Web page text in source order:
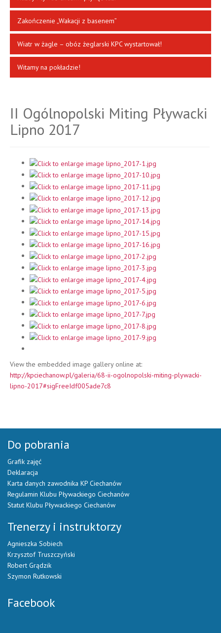
Zakończenie „Wakacji z basenem”
Wiatr w żagle – obóz żeglarski KPC wystartował!
Witamy na pokładzie!
II Ogólnopolski Miting Pływacki
Lipno 2017
View the embedded image gallery online at:
http://kpciechanow.pl/galeria/68-ii-ogolnopolski-miting-plywacki-
lipno-2017#sigFreeIdf005ade7c8
Do pobrania
Grafik zajęć
Deklaracja
Karta danych zawodnika KP Ciechanów
Regulamin Klubu Pływackiego Ciechanów
Statut Klubu Pływackiego Ciechanów
Trenerzy i instruktorzy
Agnieszka Sobiech
Krzysztof Truszczyński
Robert Grądzik
Szymon Rutkowski
Facebook